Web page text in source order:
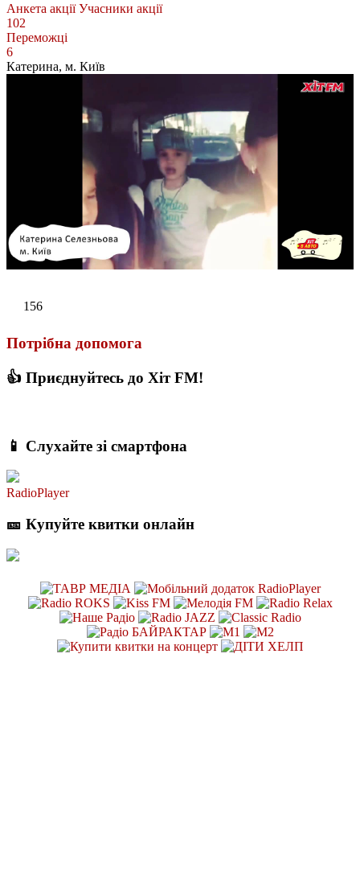
Анкета акції Учасники акції
102
Переможці
6
Катерина, м. Київ
156
Потрібна допомога
👍 Приєднуйтесь до Хіт FM!
📱 Слухайте зі смартфона
RadioPlayer
🎫 Купуйте квитки онлайн